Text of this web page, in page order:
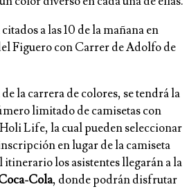
a las 10 de la mañana en
Figuero con Carrer de Adolfo de
la carrera de colores, se tendrá la
limitado de camisetas con
Life, la cual pueden seleccionar
en lugar de la camiseta
los asistentes llegarán a la
Cola, donde podrán disfrutar